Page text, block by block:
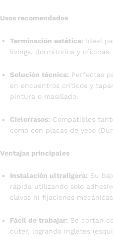
Usos recomendados
Terminación estética: Ideal
livings, dormitorios y oficinas.
Solución técnica: Perfectas
en encuentros críticos y
pintura o masillado.
Cielorrasos: Compatibles
como con placas de yeso
Ventajas principales
Instalación ultraligera: Su
rápida utilizando solo
clavos ni fijaciones
Fácil de trabajar: Se cortan
cúter, logrando ingletes